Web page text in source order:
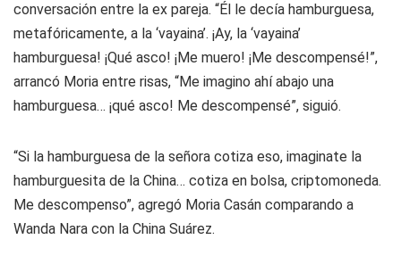
conversación entre la ex pareja. “Él le decía hamburguesa,
metafóricamente, a la ‘vayaina’. ¡Ay, la ‘vayaina’
hamburguesa! ¡Qué asco! ¡Me muero! ¡Me descompensé!”,
arrancó Moria entre risas, “Me imagino ahí abajo una
hamburguesa… ¡qué asco! Me descompensé”, siguió.
“Si la hamburguesa de la señora cotiza eso, imaginate la
hamburguesita de la China… cotiza en bolsa, criptomoneda.
Me descompenso”, agregó Moria Casán comparando a
Wanda Nara con la China Suárez.